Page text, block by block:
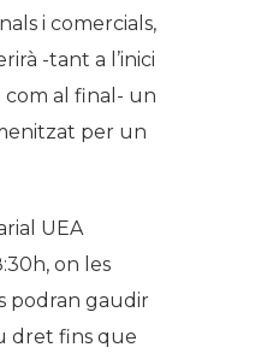
i comercials,
-tant a l’inici
com al final- un
per un
UEA
on les
podran gaudir
dret fins que